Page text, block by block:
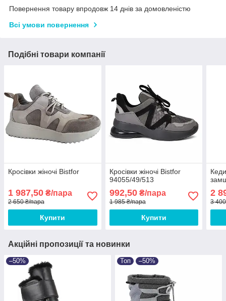
Повернення товару впродовж 14 днів за домовленістю
Всі умови повернення
Подібні товари компанії
Кросівки жіночі Bistfor
1 987,50 ₴/пара
2 650 ₴/пара
Купити
Кросівки жіночі Bistfor
94055/49/513
992,50₴/пара
1 985 ₴/пара
Купити
2
3
Акційні пропозиції та новинки
–50% Топ –50%